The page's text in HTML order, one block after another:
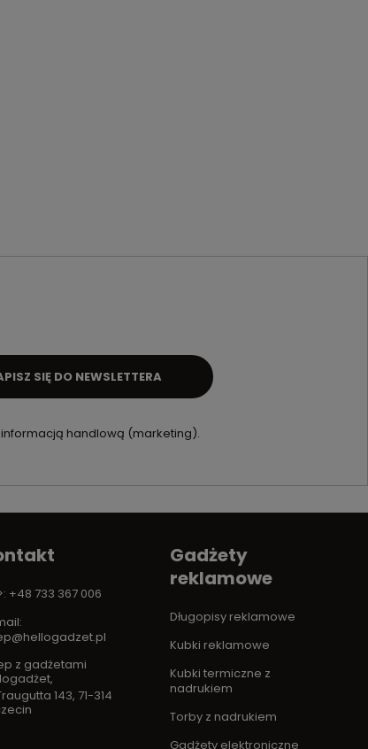
handlową (marketing).
SIĘ DO NEWSLETTERA
+48 733 367 006
z gadżetami
,
143, 71-314
Gadżety
reklamowe
Długopisy reklamowe
Kubki reklamowe
Kubki termiczne z
nadrukiem
Torby z nadrukiem
Gadżety elektroniczne